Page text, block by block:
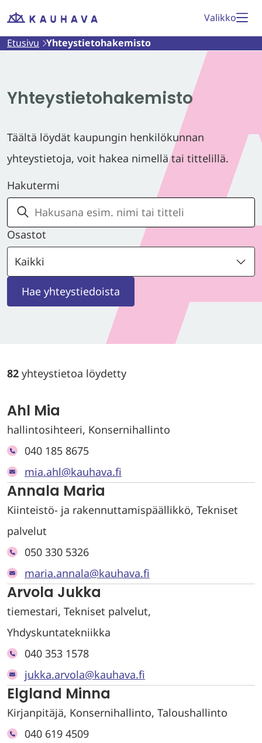
Siirry
Etusivu
Valikko
Etusivu Yhteystietohakemisto
Yhteystietohakemisto
Täältä löydät kaupungin henkilökunnan
yhteystietoja, voit hakea nimellä tai tittelillä.
Hakutermi
Osastot
Hae yhteystiedoista
82 yhteystietoa löydetty
Ahl Mia
hallintosihteeri, Konsernihallinto
040 185 8675
mia.ahl@kauhava.fi
Annala Maria
Kiinteistö- ja rakennuttamispäällikkö, Tekniset
palvelut
050 330 5326
maria.annala@kauhava.fi
Arvola Jukka
tiemestari, Tekniset palvelut,
Yhdyskuntatekniikka
040 353 1578
jukka.arvola@kauhava.fi
Elgland Minna
Kirjanpitäjä, Konsernihallinto, Taloushallinto
040 619 4509